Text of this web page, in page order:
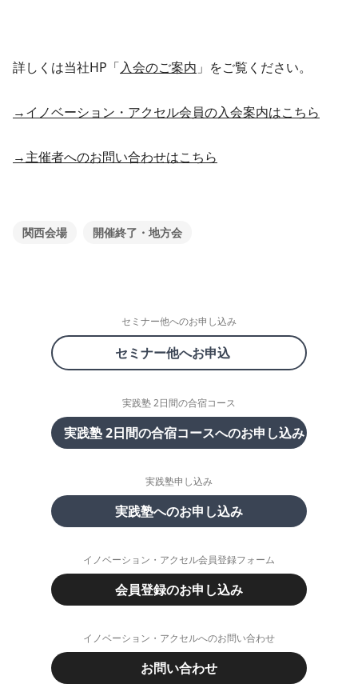
詳しくは当社HP「入会のご案内 」をご覧ください。
→イノベーション・アクセル会員の入会案内はこちら
→主催者へのお問い合わせはこちら
関西会場 開催終了・地方会
セミナー他へのお申し込み
セミナー他へお申込
実践塾 2日間の合宿コース
実践塾 2日間の合宿コースへのお申し込み
実践塾申し込み
実践塾へのお申し込み
イノベーション・アクセル会員登録フォーム
会員登録のお申し込み
イノベーション・アクセルへのお問い合わせ
お問い合わせ